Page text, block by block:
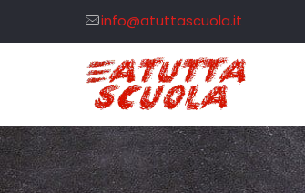
info@atuttascuola.it